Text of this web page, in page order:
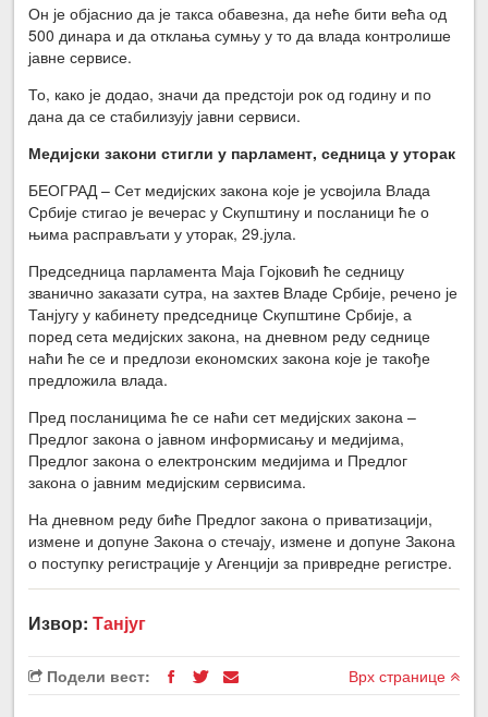
Он је објаснио да је такса обавезна, да неће бити већа од
500 динара и да отклања сумњу у то да влада контролише
јавне сервисе.
То, како је додао, значи да предстоји рок од годину и по
дана да се стабилизују јавни сервиси.
Медијски закони стигли у парламент, седница у уторак
БЕОГРАД – Сет медијских закона које је усвојила Влада
Србије стигао је вечерас у Скупштину и посланици ће о
њима расправљати у уторак, 29.јула.
Председница парламента Маја Гојковић ће седницу
званично заказати сутра, на захтев Владе Србије, речено је
Танјугу у кабинету председнице Скупштине Србије, а
поред сета медијских закона, на дневном реду седнице
наћи ће се и предлози економских закона које је такође
предложила влада.
Пред посланицима ће се наћи сет медијских закона –
Предлог закона о јавном информисању и медијима,
Предлог закона о електронским медијима и Предлог
закона о јавним медијским сервисима.
На дневном реду биће Предлог закона о приватизацији,
измене и допуне Закона о стечају, измене и допуне Закона
о поступку регистрације у Агенцији за привредне регистре.
Извор:Танјуг
Подели вест: Врх странице